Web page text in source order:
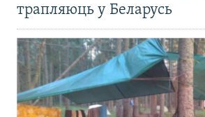
трапляюць у Беларусь